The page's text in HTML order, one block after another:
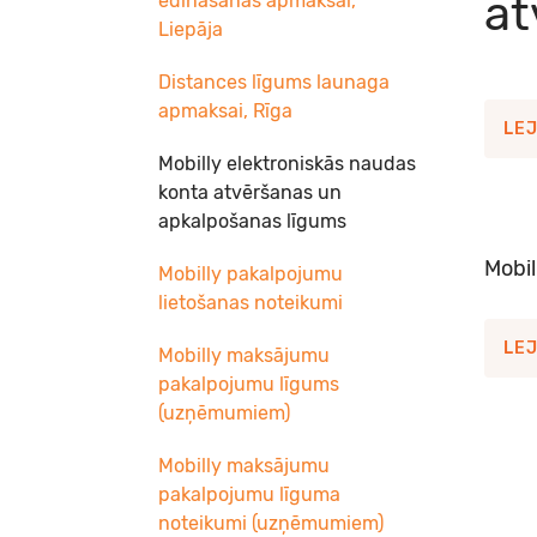
Liepāja
Distances līgums launaga
apmaksai, Rīga
Mobilly elektroniskās naudas
konta atvēršanas un
apkalpošanas līgums
Mobilly pakalpojumu
lietošanas noteikumi
Mobilly maksājumu
pakalpojumu līgums
(uzņēmumiem)
Mobilly maksājumu
pakalpojumu līguma
noteikumi (uzņēmumiem)